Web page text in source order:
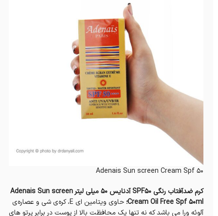
Adenais Sun screen Cream Spf 50
کرم ضدآفتاب رنگی SPF50 آدنایس 50 میلی لیتر Adenais Sun screen
Cream Oil Free Spf 50ml؛
حاوی ویتامین ای E، کره‌ی شی و عصاره‌ی
آلوئه ورا می باشد که نه تنها یک محافظت بالا از پوست در برابر پرتو های